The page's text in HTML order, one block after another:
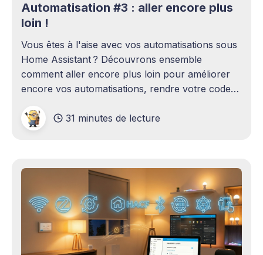
Automatisation #3 : aller encore plus
loin !
Vous êtes à l'aise avec vos automatisations sous
Home Assistant ? Découvrons ensemble
comment aller encore plus loin pour améliorer
encore vos automatisations, rendre votre code
automatisations sur le long terme et découvrir les
dernières subtilités.
31 minutes de lecture